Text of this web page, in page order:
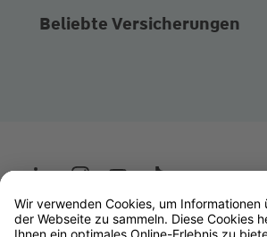
Beliebte Versicherungen
Wüstenrot